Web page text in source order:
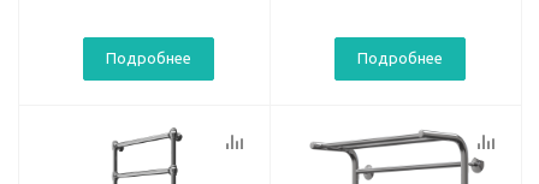
Подробнее Подробнее